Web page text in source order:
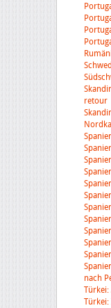
retour
nach
Türkei:
Türkei: